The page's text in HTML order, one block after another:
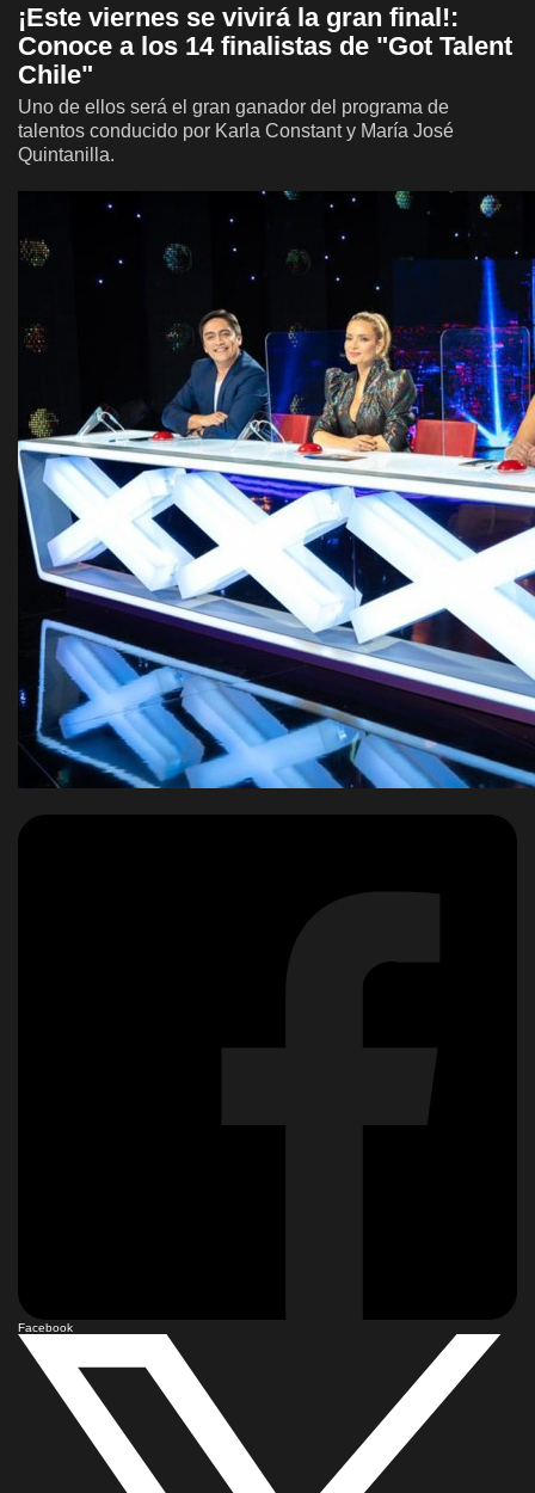
¡Este viernes se vivirá la gran final!:
Conoce a los 14 finalistas de "Got Talent
Chile"
Uno de ellos será el gran ganador del programa de
talentos conducido por Karla Constant y María José
Quintanilla.
Facebook